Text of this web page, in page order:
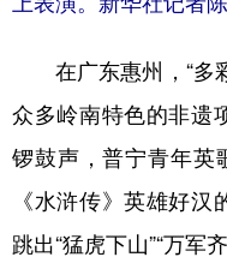
在广东惠州，“多彩
众多岭南特色的非遗
锣鼓声，普宁青年英
《水浒传》英雄好汉
跳出“猛虎下山”“万军